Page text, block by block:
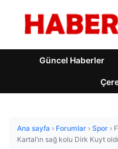
Güncel Haberler
Ana sayfa › Forumlar › Spor ›
Kartal’ın sağ kolu Dirk Kuyt